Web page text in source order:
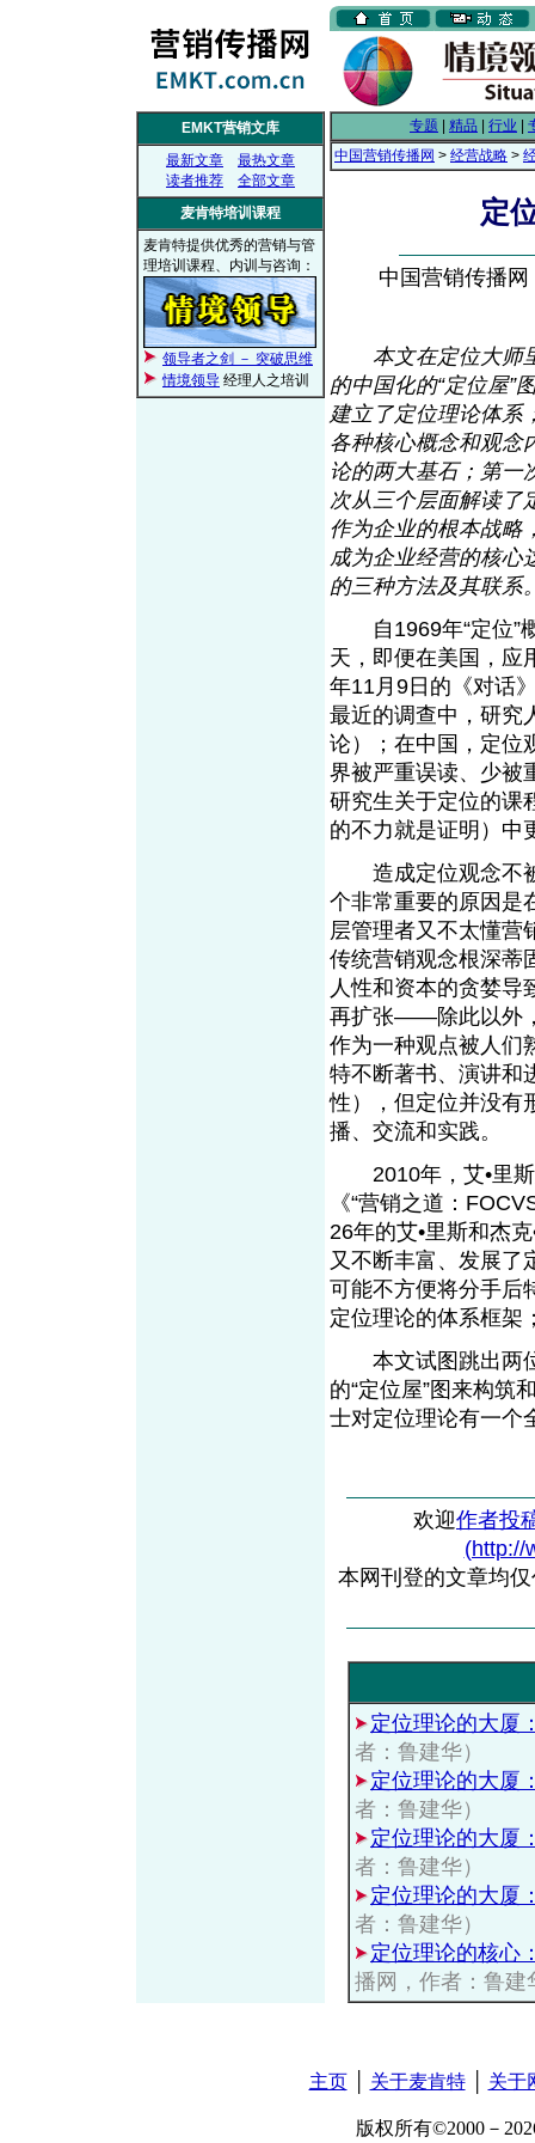
EMKT营销文库
最新文章
最热文章
读者推荐
全部文章
麦肯特培训课程
麦肯特提供优秀的营销与管
理培训课程、内训与咨询：
领导者之剑 － 突破思维
情境领导 经理人之培训
专题 精品 行业
中国营销传播网 > 经营战略 >
定
中国营销传播
本文在定位大师
的中国化的“定位屋”
建立了定位理论体系
各种核心概念和观念
论的两大基石；第一
次从三个层面解读了
作为企业的根本战略
成为企业经营的核心
的三种方法及其
自1969年“定位”概
天，即便在美国，应
年11月9日的《对话
最近的调查中，研究
论）；在中国，定位
界被严重误读、少被
研究生关于定位的课
的不力就是证明）中
造成定位观念不被
个非常重要的原因是
层管理者又不太懂营
传统营销观念根深蒂
人性和资本的贪婪导
再扩张——除此以外
作为一种观点被人们
特不断著书、演讲和
性），但定位并没有
播、交流和实践。
2010年，艾•里斯
《“营销之道：
26年的艾•里斯和杰
又不断丰富、发展了
可能不方便将分手后
定位理论的体系框架
本文试图跳出两位
的“定位屋”图来构筑
士对定位理论有一个
欢迎作者投
(http://
本网刊登的文章均
定位理论的大厦
者：鲁建华）
定位理论的大厦
者：鲁建华）
定位理论的大厦
者：鲁建华）
定位理论的大厦
者：鲁建华）
定位理论的核心
播网，作者：鲁建
主页│ 关于麦肯特│ 关于
版权所有©2000－